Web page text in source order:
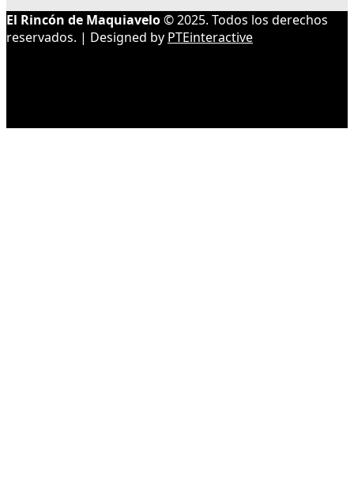
El Rincón de Maquiavelo© 2025. Todos los derechos
reservados. | Designed by PTEinteractive